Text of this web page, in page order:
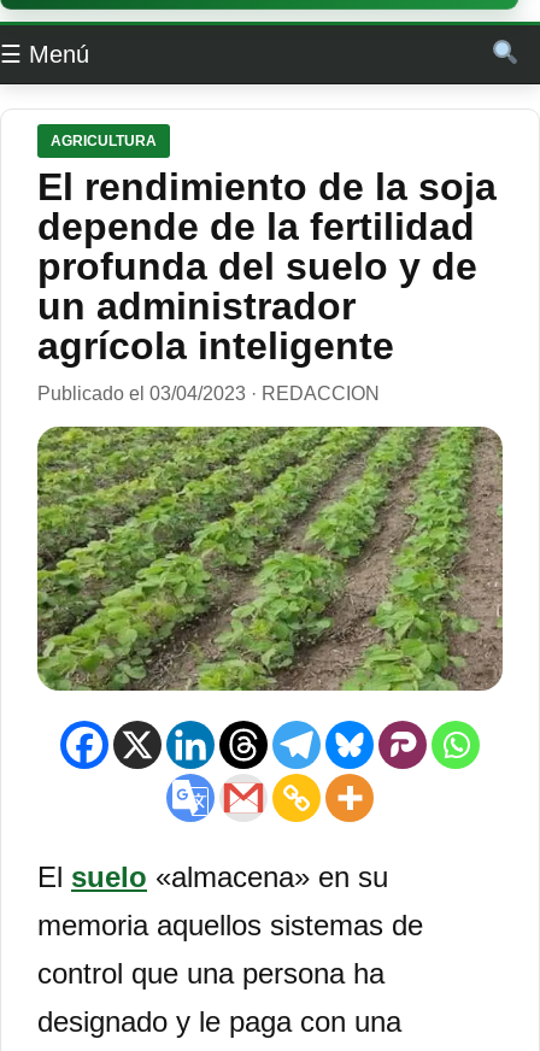
☰ Menú
AGRICULTURA
El rendimiento de la soja
depende de la fertilidad
profunda del suelo y de
un administrador
agrícola inteligente
Publicado el 03/04/2023 · REDACCION
El suelo «almacena» en su
memoria aquellos sistemas de
control que una persona ha
designado y le paga con una